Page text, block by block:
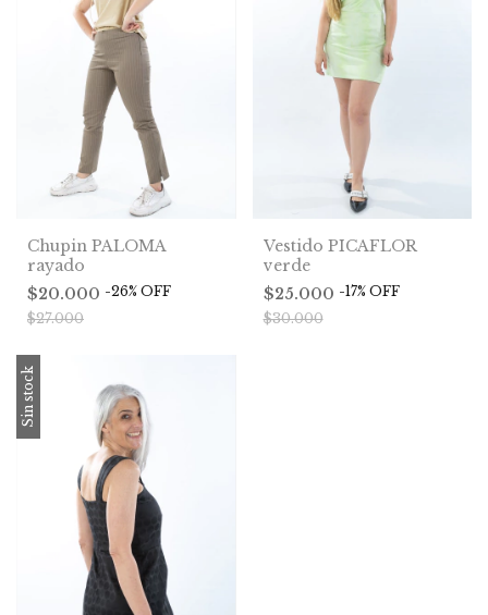
Chupin PALOMA
rayado
$20.000 -26% OFF
$27.000
Vestido PICAFLOR
verde
$25.000 -17% OFF
$30.000
Sin stock